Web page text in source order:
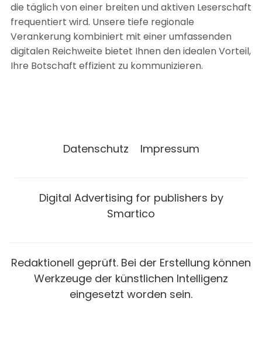
die täglich von einer breiten und aktiven Leserschaft
frequentiert wird. Unsere tiefe regionale
Verankerung kombiniert mit einer umfassenden
digitalen Reichweite bietet Ihnen den idealen Vorteil,
Ihre Botschaft effizient zu kommunizieren.
Datenschutz Impressum
Digital Advertising for publishers by
Smartico
Redaktionell geprüft. Bei der Erstellung können
Werkzeuge der künstlichen Intelligenz
eingesetzt worden sein.